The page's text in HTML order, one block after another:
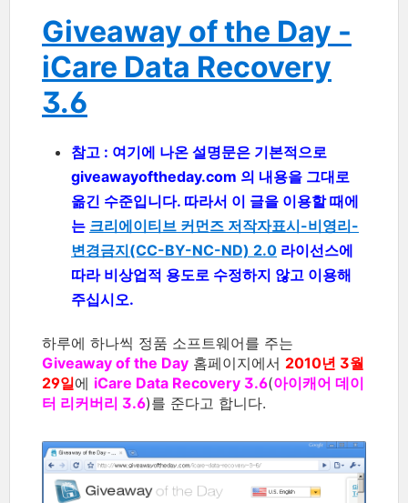
Giveaway of the Day -
iCare Data Recovery
3.6
참고 : 여기에 나온 설명문은 기본적으로
giveawayoftheday.com 의 내용을 그대로
옮긴 수준입니다. 따라서 이 글을 이용할 때에
는 크리에이티브 커먼즈 저작자표시-비영리-
변경금지(CC-BY-NC-ND) 2.0 라이선스에
따라 비상업적 용도로 수정하지 않고 이용해
주십시오.
하루에 하나씩 정품 소프트웨어를 주는
Giveaway of the Day 홈페이지에서 2010년 3월
29일에 iCare Data Recovery 3.6(아이캐어 데이
터 리커버리 3.6)를 준다고 합니다.